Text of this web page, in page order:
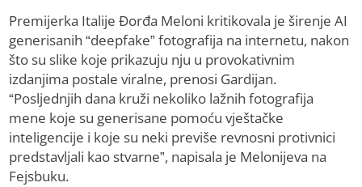
Premijerka Italije Đorđa Meloni kritikovala je širenje AI
generisanih “deepfake” fotografija na internetu, nakon
što su slike koje prikazuju nju u provokativnim
izdanjima postale viralne, prenosi Gardijan.
“Posljednjih dana kruži nekoliko lažnih fotografija
mene koje su generisane pomoću vještačke
inteligencije i koje su neki previše revnosni protivnici
predstavljali kao stvarne”, napisala je Melonijeva na
Fejsbuku.